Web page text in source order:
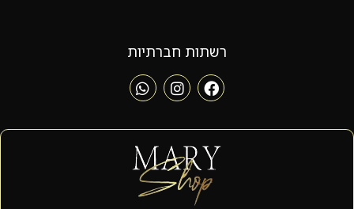
רשתות חברתיות